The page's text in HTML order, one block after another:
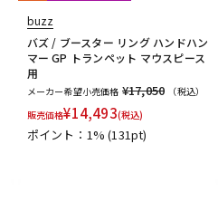
buzz
バズ / ブースター リング ハンドハン
マー GP トランペット マウスピース
用
メーカー希望小売価格 ¥17,050
（税込）
販売価格¥14,493(税込)
ポイント：1%(131pt)